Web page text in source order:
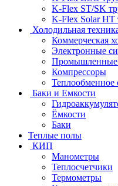
K-Flex ST/SK
K-Flex Solar HT
Холодильная
Коммерческая
Электронные
Промышленные
Компрессоры
Теплообменное
Баки и Емкости
Ёмкости
Баки
Теплые полы
КИП
Манометры
Теплосчетчики
Термометры